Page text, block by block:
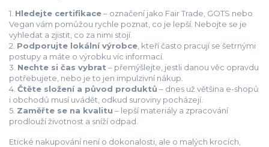
1. Hledejte certifikace– označení jako Fair Trade, GOTS nebo
Vegan vám pomůžou rychle poznat, co je lepší. Nebojte se je
vyhledat a zjistit, co za nimi stojí.
2. Podporujte lokální výrobce , kteří často pracují se šetrnými
postupy a máte o výrobku víc informací.
3. Nechte si čas vybrat – přemýšlejte, jestli danou věc opravdu
potřebujete, nebo je to jen impulzivní nákup.
4. Čtěte složení a původ produktů – dnes už většina e-shopů
i obchodů musí uvádět, odkud suroviny pocházejí.
5. Zaměřte se na kvalitu – lepší materiály a zpracování
prodlouží životnost a sníží odpad.
Etické nakupování není o dokonalosti, ale o malých krocích,